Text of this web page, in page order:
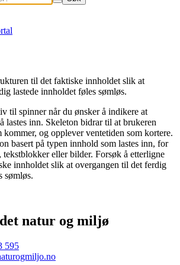
til det faktiske innholdet slik at
lastede innholdet føles sømløs.
til spinner når du ønsker å indikere at
lastes inn. Skeleton bidrar til at brukeren
kommer, og opplever ventetiden som kortere.
basert på typen innhold som lastes inn, for
tekstblokker eller bilder. Forsøk å etterligne
innholdet slik at overgangen til det ferdig
sømløs.
natur og miljø
595